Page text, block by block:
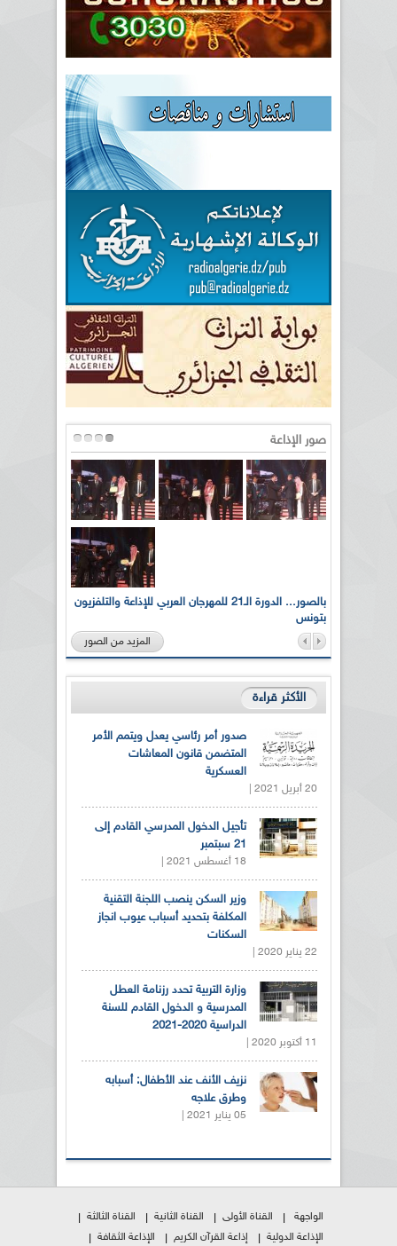
صور الإذاعة
بالصور... الدورة الـ21 للمهرجان العربي للإذاعة والتلفزيون
بتونس
المزيد من الصور
الأكثر قراءة
صدور أمر رئاسي يعدل ويتمم الأمر
المتضمن قانون المعاشات
العسكرية
20 أبريل 2021 |
تأجيل الدخول المدرسي القادم إلى
21 سبتمبر
18 أغسطس 2021 |
وزير السكن ينصب اللجنة التقنية
المكلفة بتحديد أسباب عيوب انجاز
السكنات
22 يناير 2020 |
وزارة التربية تحدد رزنامة العطل
المدرسية و الدخول القادم للسنة
الدراسية 2020-2021
11 أكتوبر 2020 |
نزيف الأنف عند الأطفال: أسبابه
وطرق علاجه
05 يناير 2021 |
الواجهة القناة الأولى القناة الثانية
القناة الثالثة
الإذاعة الدولية
إذاعة القرآن الكريم الإذاعة الثقافة